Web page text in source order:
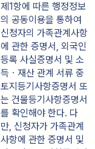
제1항에 따른 행정정보
의 공동이용을 통하여
신청자의 가족관계사항
에 관한 증명서, 외국인
등록 사실증명서 및 소
득ㆍ재산 관계 서류 중
토지등기사항증명서 또
는 건물등기사항증명서
를 확인해야 한다. 다
만, 신청자가 가족관계
사항에 관한 증명서 및